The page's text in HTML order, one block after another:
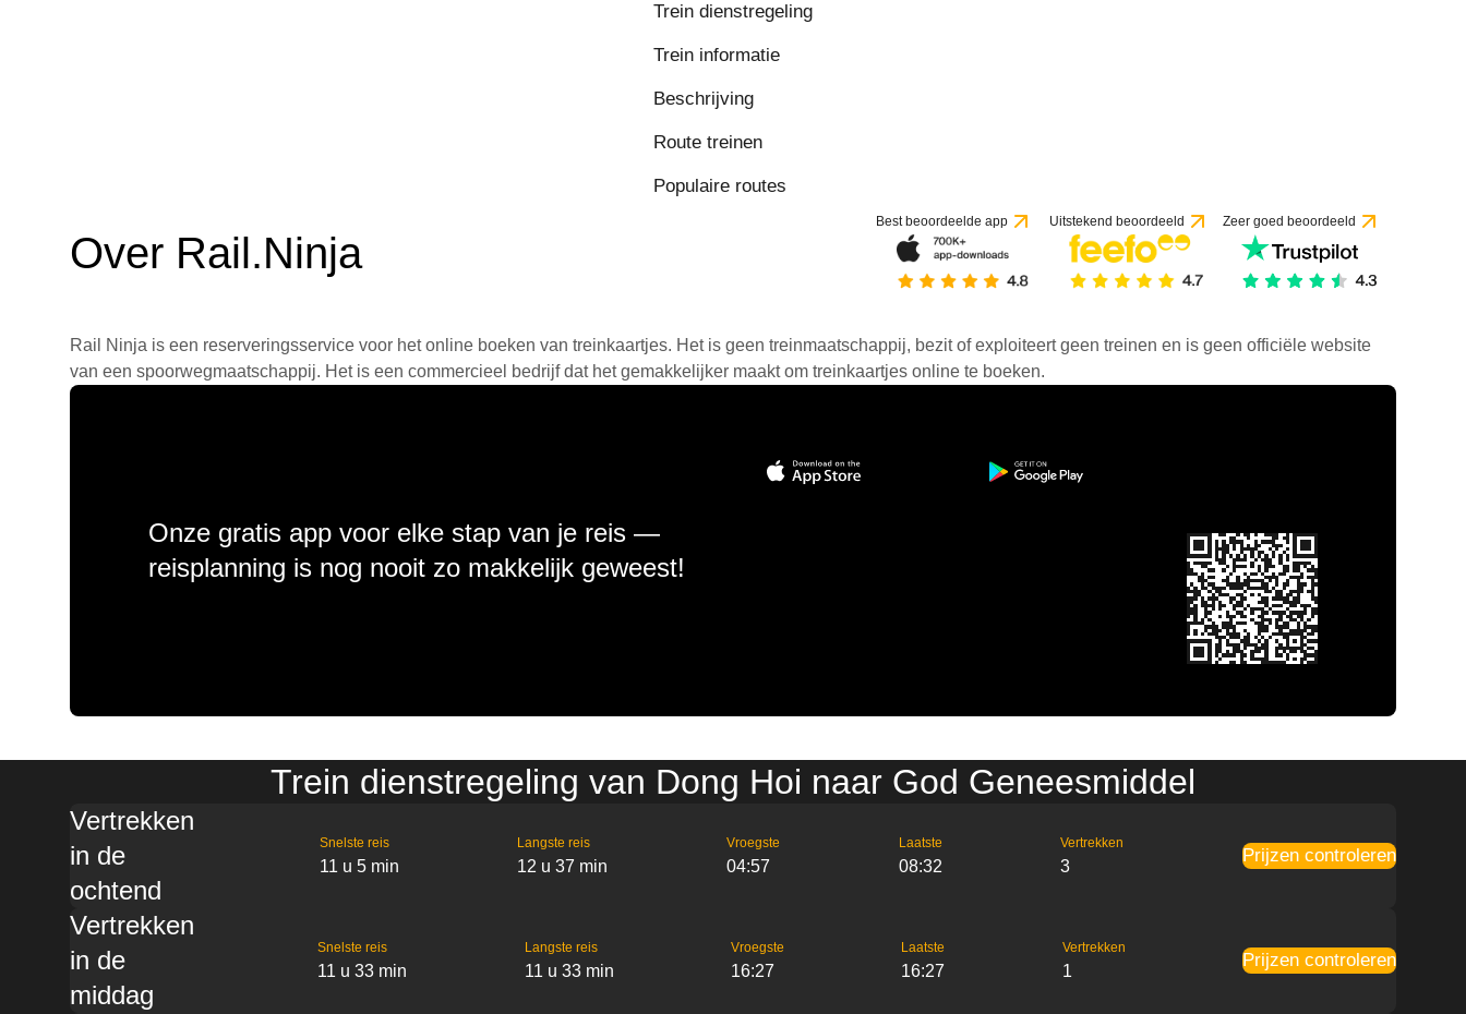
Trein dienstregeling
Trein informatie
Beschrijving
Route treinen
Populaire routes
Over Rail.Ninja
Best beoordeelde app Uitstekend beoordeeld Zeer goed beoordeeld
Rail Ninja is een reserveringsservice voor het online boeken van treinkaartjes. Het is geen treinmaatschappij, bezit of exploiteert geen treinen en is geen officiële website
van een spoorwegmaatschappij. Het is een commercieel bedrijf dat het gemakkelijker maakt om treinkaartjes online te boeken.
Onze gratis app voor elke stap van je reis —
reisplanning is nog nooit zo makkelijk geweest!
Trein dienstregeling van Dong Hoi naar God Geneesmiddel
Vertrekken
in de
ochtend
Snelste reis
11 u 5 min
Langste reis
12 u 37 min
Vroegste
04:57
Laatste
08:32
Vertrekken
3
Prijzen controleren
Vertrekken
in de
middag
Snelste reis
11 u 33 min
Langste reis
11 u 33 min
Vroegste
16:27
Laatste
16:27
Vertrekken
1
Prijzen controleren